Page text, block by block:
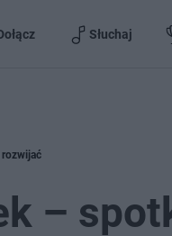
Słuchaj
rozwijać
–